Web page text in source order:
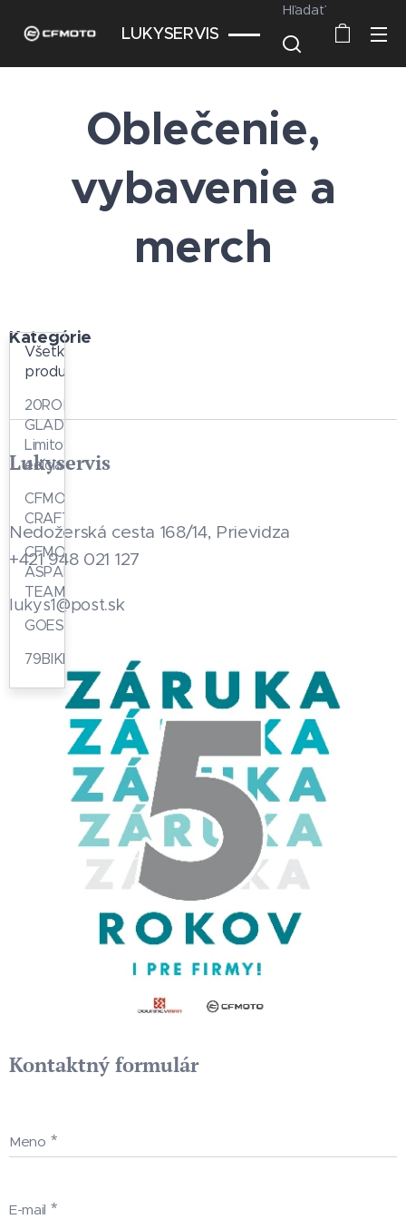
LUKYSERVIS
Hľadať
Oblečenie,
vybavenie a
merch
Kategórie
Všetky
produkty
20ROKOV
GLADIATOR
Limitovaná
edícia
CFMOTO
CRAFTED
CFMOTO
ASPAR
TEAM
GOES
79BIKE
Lukyservis
Nedožerská cesta 168/14, Prievidza
+421 948 021 127
lukys1@post.sk
Kontaktný formulár
Meno
E-mail